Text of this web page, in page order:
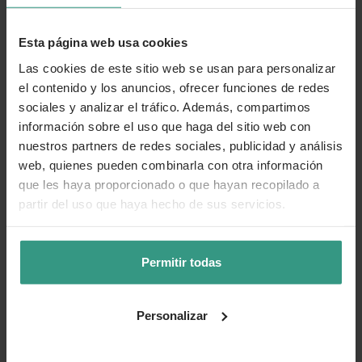
Esta página web usa cookies
Las cookies de este sitio web se usan para personalizar
el contenido y los anuncios, ofrecer funciones de redes
sociales y analizar el tráfico. Además, compartimos
información sobre el uso que haga del sitio web con
nuestros partners de redes sociales, publicidad y análisis
web, quienes pueden combinarla con otra información
que les haya proporcionado o que hayan recopilado a
partir del uso que haya hecho de sus servicios.
Permitir todas
Personalizar
👍 Sí 😐 Más o menos 👎 No